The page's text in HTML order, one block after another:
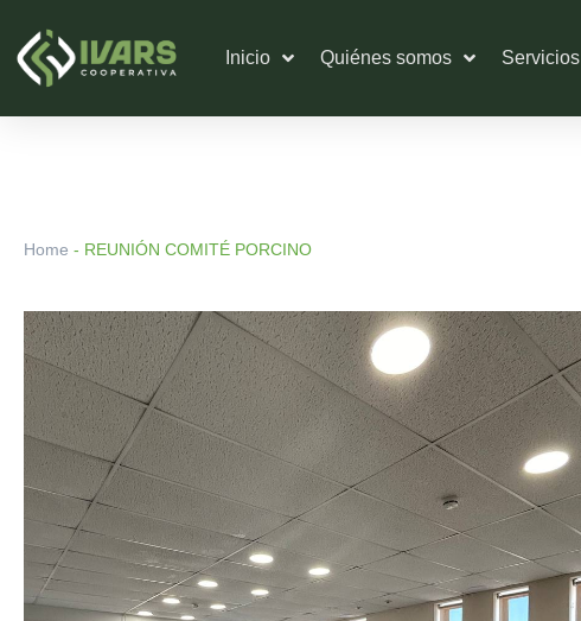
contenido
Inicio Quiénes somos Servicios
Home - REUNIÓN COMITÉ PORCINO